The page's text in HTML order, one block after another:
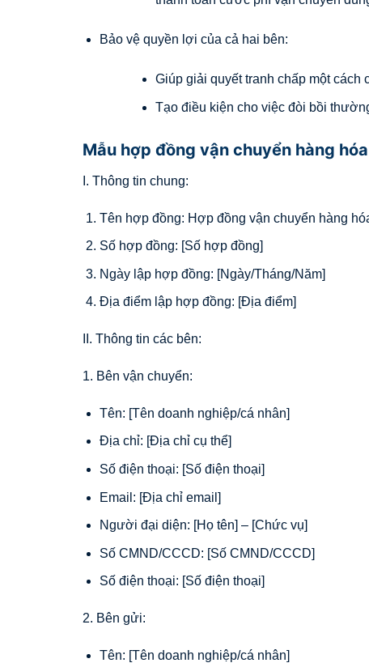
Bảo vệ quyền lợi của cả hai bên:
Giúp giải quyết tranh chấp một cách
Tạo điều kiện cho việc đòi bồi
Mẫu hợp đồng vận chuyển hàng
I. Thông tin chung:
Tên hợp đồng: Hợp đồng vận chuyển hàng
Số hợp đồng: [Số hợp đồng]
Ngày lập hợp đồng: [Ngày/Tháng/Năm]
Địa điểm lập hợp đồng: [Địa điểm]
II. Thông tin các bên:
1. Bên vận chuyển:
Tên: [Tên doanh nghiệp/cá nhân]
Địa chỉ: [Địa chỉ cụ thể]
Số điện thoại: [Số điện thoại]
Email: [Địa chỉ email]
Người đại diện: [Họ tên] – [Chức vụ]
Số CMND/CCCD: [Số CMND/CCCD]
Số điện thoại: [Số điện thoại]
2. Bên gửi:
Tên: [Tên doanh nghiệp/cá nhân]